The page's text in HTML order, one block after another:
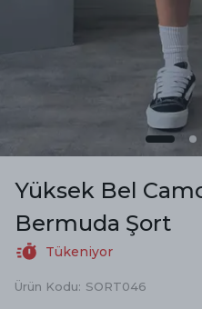
Yüksek Bel
Bermuda Şort
Tükeniyor
Ürün Kodu: SORT046